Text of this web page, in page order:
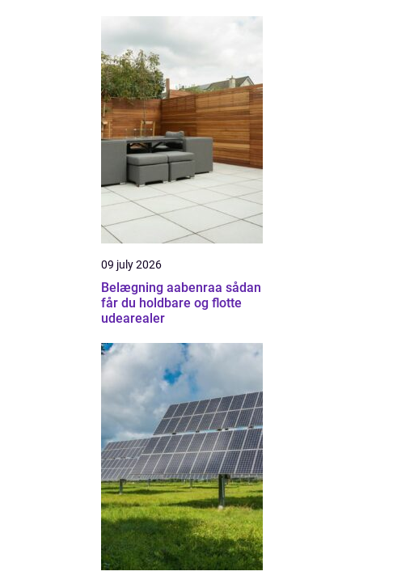
09 july 2026
Belægning aabenraa sådan
får du holdbare og flotte
udearealer